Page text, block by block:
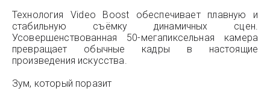
Технология Video Boost обеспечивает плавную и
стабильную съёмку динамичных сцен.
Усовершенствованная 50-мегапиксельная камера
превращает обычные кадры в настоящие
произведения искусства.
Зум, который поразит